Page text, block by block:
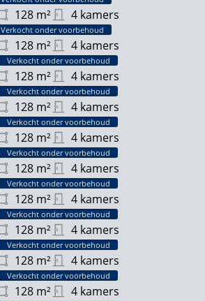
128 m² 4 kamers
Verkocht onder voorbehoud
128 m² 4 kamers
Verkocht onder voorbehoud
128 m² 4 kamers
Verkocht onder voorbehoud
128 m² 4 kamers
Verkocht onder voorbehoud
128 m² 4 kamers
Verkocht onder voorbehoud
128 m² 4 kamers
Verkocht onder voorbehoud
128 m² 4 kamers
Verkocht onder voorbehoud
128 m² 4 kamers
Verkocht onder voorbehoud
128 m² 4 kamers
Verkocht onder voorbehoud
128 m² 4 kamers